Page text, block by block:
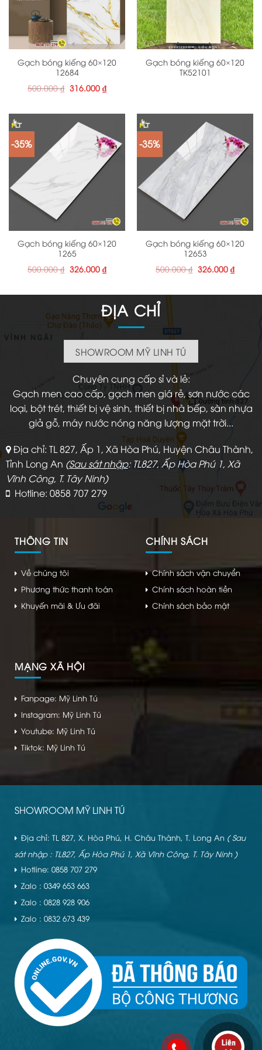
Gạch bóng kiếng 60×120
12684
500.000₫ Giá
gốc
316.000 ₫Giá
hiện
316.000 ₫.
Gạch bóng kiếng 60×120
TK52101
-35%
Gạch bóng kiếng 60×120
1265
500.000₫ Giá
gốc
326.000 ₫Giá
hiện
326.000 ₫.
-35%
Gạch bóng kiếng 60×120
12653
500.000₫ Giá
gốc
326.000 ₫Giá
hiện
ĐỊA CHỈ
SHOWROOM MỸ LINH TÚ
Chuyên cung cấp sỉ và lẻ:
Gạch men cao cấp, gạch men giá rẻ, sơn nước các
loại, bột trét, thiết bị vệ sinh, thiết bị nhà bếp, sàn nhựa
giả gỗ, máy nước nóng năng lượng mặt trời...
Địa chỉ: TL 827, Ấp 1, Xã Hòa Phú, Huyện Châu Thành,
Tỉnh Long An (Sau sát nhập: TL827, Ấp Hòa Phú 1, Xã
Vĩnh Công, T. Tây Ninh)
Hotline: 0858 707 279
THÔNG TIN
Về chúng tôi
Phương thức thanh toán
Khuyến mãi & Ưu đãi
CHÍNH SÁCH
Chính sách vận chuyển
Chính sách hoàn tiền
Chính sách bảo mật
MẠNG XÃ HỘI
Fanpage: Mỹ Linh Tú
Instagram: Mỹ Linh Tú
Youtube: Mỹ Linh Tú
Tiktok: Mỹ Linh Tú
SHOWROOM MỸ LINH TÚ
Địa chỉ: TL 827, X. Hòa Phú, H. Châu Thành, T. Long An ( Sau
sát nhập : TL827, Ấp Hòa Phú 1, Xã Vĩnh Công, T. Tây Ninh )
Hotline: 0858 707 279
Zalo : 0349 653 663
Zalo : 0828 928 906
Zalo : 0832 673 439